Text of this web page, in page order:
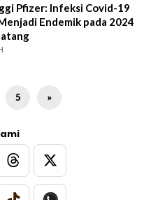
Pfizer: Infeksi Covid-19
Endemik pada 2024
5 »